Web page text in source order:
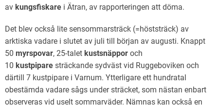
av kungsfiskare i Ätran, av rapporteringen att döma.
Det blev också lite sensommarsträck (=höststräck) av
arktiska vadare i slutet av juli till början av augusti. Knappt
50 myrspovar, 25-talet kustsnäppor och
10 kustpipare sträckande sydväst vid Ruggeboviken och
därtill 7 kustpipare i Varnum. Ytterligare ett hundratal
obestämda vadare sågs under sträcket, som nästan enbart
observeras vid uselt sommarväder. Nämnas kan också en